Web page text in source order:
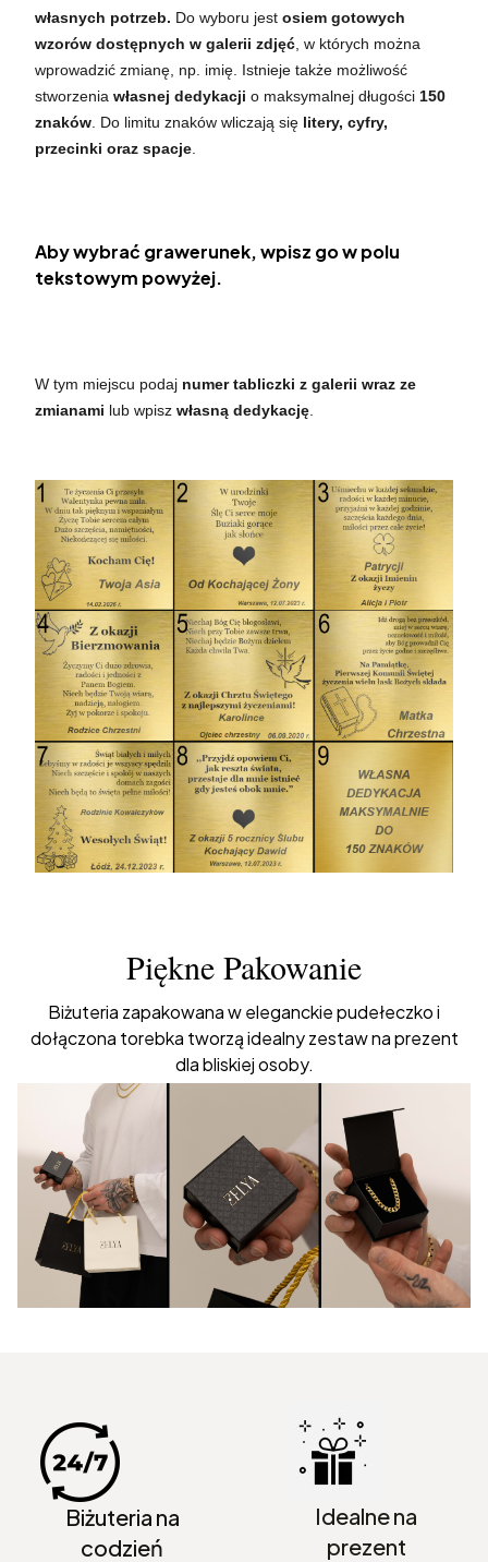
własnych potrzeb. Do wyboru jest osiem gotowych
wzorów dostępnych w galerii zdjęć , w których można
wprowadzić zmianę, np. imię. Istnieje także możliwość
stworzenia własnej dedykacji o maksymalnej długości 150
znaków . Do limitu znaków wliczają się litery, cyfry,
przecinki oraz spacje
Aby wybrać grawerunek, wpisz go w polu
tekstowym powyżej.
W tym miejscu podaj numer tabliczki z galerii wraz ze
zmianami lub wpisz własną dedykację
Piękne Pakowanie
Biżuteria zapakowana w eleganckie pudełeczko i
dołączona torebka tworzą idealny zestaw na prezent
dla bliskiej osoby.
Biżuteria na
codzień
Idealne na
prezent